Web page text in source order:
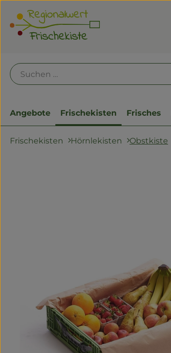
Angebote Frischekisten Frisches
Frischekisten Hörnlekisten Obstkiste